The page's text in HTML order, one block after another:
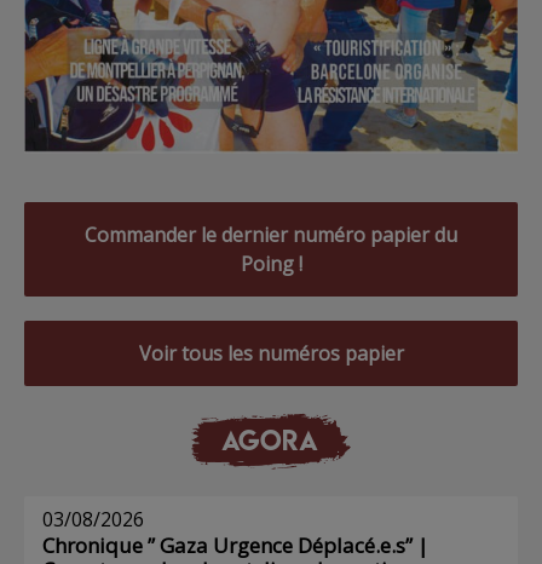
Commander le dernier numéro papier du
Poing !
Voir tous les numéros papier
AGORA
03/08/2026
Chronique ” Gaza Urgence Déplacé.e.s” |